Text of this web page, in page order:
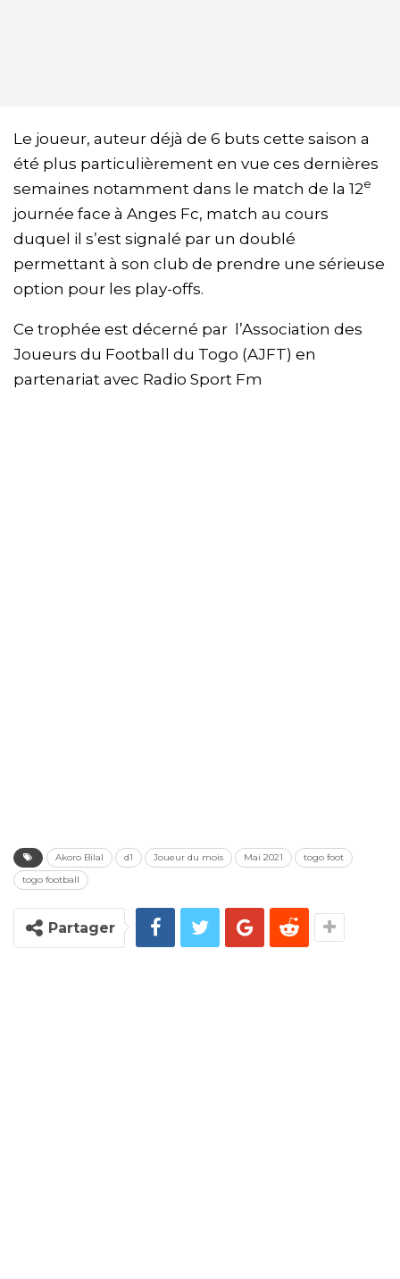
Le joueur, auteur déjà de 6 buts cette saison a
été plus particulièrement en vue ces dernières
semaines notamment dans le match de la 12e
journée face à Anges Fc, match au cours
duquel il s’est signalé par un doublé
permettant à son club de prendre une sérieuse
option pour les play-offs.
Ce trophée est décerné par l’Association des
Joueurs du Football du Togo (AJFT) en
partenariat avec Radio Sport Fm
Akoro Bilal d1 Joueur du mois Mai 2021
togo foot
togo football
Partager